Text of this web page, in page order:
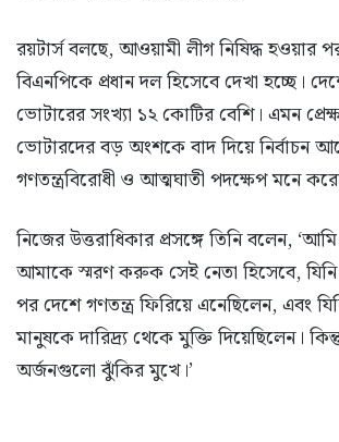
রয়টার্স বলছে, আওয়ামী লীগ নিষিদ্ধ হওয়ার পর
বিএনপিকে প্রধান দল হিসেবে দেখা হচ্ছে।
ভোটারের সংখ্যা ১২ কোটির বেশি। এমন
ভোটারদের বড় অংশকে বাদ দিয়ে নির্বাচন
গণতন্ত্রবিরোধী ও আত্মঘাতী পদক্ষেপ মনে
নিজের উত্তরাধিকার প্রসঙ্গে তিনি বলেন,
আমাকে স্মরণ করুক সেই নেতা হিসেবে,
পর দেশে গণতন্ত্র ফিরিয়ে এনেছিলেন, এবং
মানুষকে দারিদ্র্য থেকে মুক্তি দিয়েছিলেন।
অর্জনগুলো ঝুঁকির মুখে।’